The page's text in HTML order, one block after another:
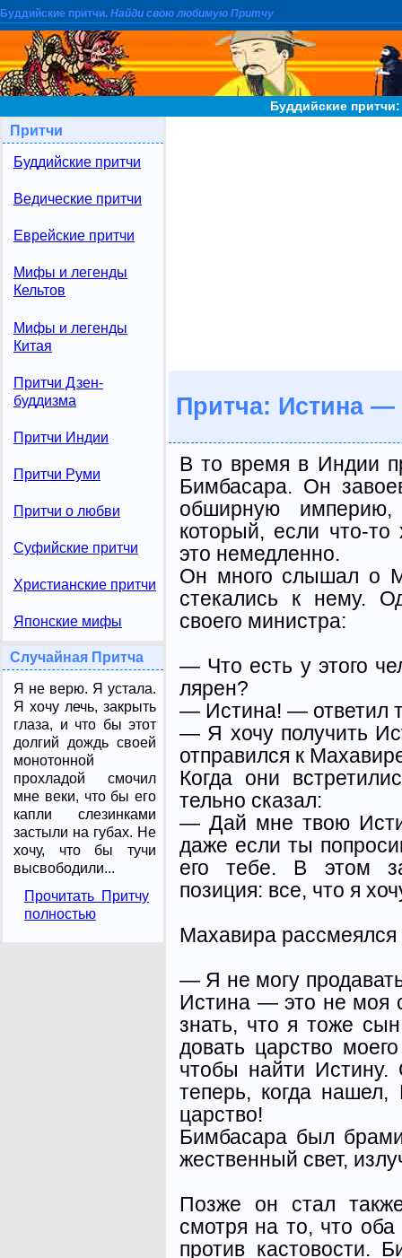
Буддийские притчи. Найди свою любимую Притчу
Буддийские
Притчи
Буддийские притчи
Ведические притчи
Еврейские притчи
Мифы и легенды
Кельтов
Мифы и легенды
Китая
Притчи Дзен-
буддизма
Притчи Индии
Притчи Руми
Притчи о любви
Суфийские притчи
Христианские притчи
Японские мифы
Случайная Притча
Я не верю. Я устала.
Я хочу лечь, закрыть
глаза, и что бы этот
долгий дождь своей
монотонной
прохладой смочил
мне веки, что бы его
капли слезинками
застыли на губах. Не
хочу, что бы тучи
высвободили...
Прочитать Притчу
полностью
Притча: Истина —
В то время в Индии
Бимбасара. Он
об­ширную
который, если что-
это немед­ленно.
Он много слышал о
стекались к нему.
свое­го министра:
— Что есть у этого
лярен?
— Истина! — ответил
— Я хочу получить
отправился к
Когда они
тельно сказал:
— Дай мне твою
даже если ты
его тебе. В этом
позиция: все, что я
Махавира рассмеялся
— Я не могу
Истина — это не моя
знать, что я тоже
довать царство
что­бы найти
теперь, когда
царство!
Бимбасара был
жественный свет,
Позже он стал
смотря на то, что
про­тив кастовости.